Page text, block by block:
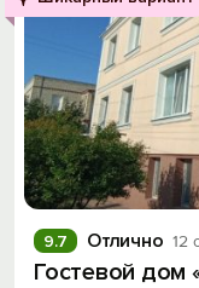
Отлично 12
9.7
Гостевой дом